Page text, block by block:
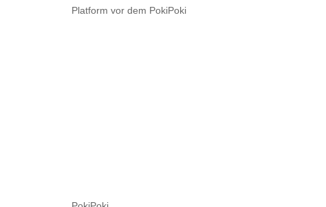
Platform vor dem PokiPoki